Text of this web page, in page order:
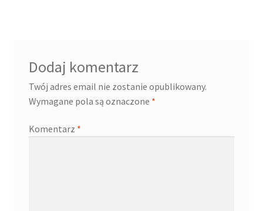
Dodaj komentarz
Twój adres email nie zostanie opublikowany.
Wymagane pola są oznaczone *
Komentarz *